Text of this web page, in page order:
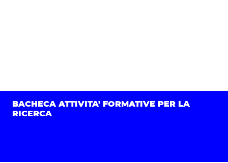
BACHECA ATTIVITA' FORMATIVE PER LA
RICERCA